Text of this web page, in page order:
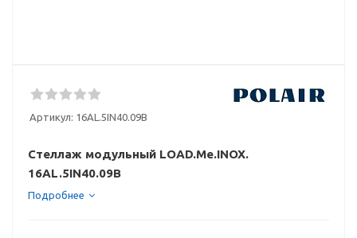
Артикул: 16AL.5IN40.09B
Стеллаж модульный LOAD.Me.INOX.
16AL.5IN40.09B
Подробнее